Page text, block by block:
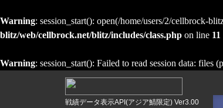
Warning: session_start(): open(/home/users/2/cellbrock-
blitz/web/cellbrock.net/blitz/includes/class.php on line 11
Warning: session_start(): Failed to read session data: files
戦績データ表示API(アジア鯖限定) Ver3.00